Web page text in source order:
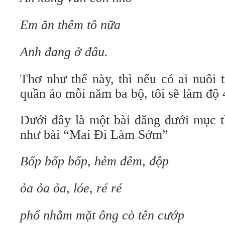
Em ăn thêm tô nữa
Anh đang ở đâu.
Thơ như thế này, thì nếu có ai nuôi
quần áo mỗi năm ba bộ, tôi sẽ làm độ
Dưới đây là một bài đăng dưới mục
như bài “Mai Đi Làm Sớm”
Bốp bốp bốp, hẻm đêm, độp
ỏa ỏa ỏa, lóe, ré ré
phố nhằm mặt ông cò tên cướp